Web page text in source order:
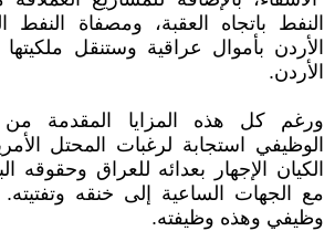
النفط باتجاه العقبة، ومصفاة
الأردن بأموال عراقية وستنقل
الأردن.
ورغم كل هذه المزايا المقدمة من
الوظيفي استجابة لرغبات المحتل
الكيان الإجهار بعدائه للعراق وحقوقه
مع الجهات الساعية إلى خنقه وتفتيته.
وظيفي وهذه وظيفته.